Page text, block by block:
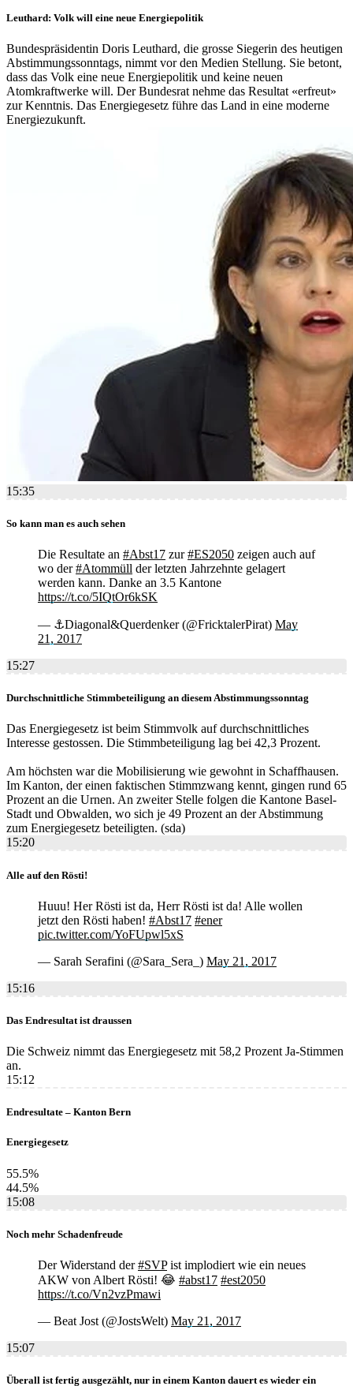
Leuthard: Volk will eine neue Energiepolitik
Bundespräsidentin Doris Leuthard, die grosse Siegerin des heutigen
Abstimmungssonntags, nimmt vor den Medien Stellung. Sie betont,
dass das Volk eine neue Energiepolitik und keine neuen
Atomkraftwerke will. Der Bundesrat nehme das Resultat «erfreut»
zur Kenntnis. Das Energiegesetz führe das Land in eine moderne
Energiezukunft.
15:35
So kann man es auch sehen
Die Resultate an #Abst17 zur#ES2050 zeigen auch auf
wo der#Atommüll der letzten Jahrzehnte gelagert
werden kann. Danke an 3.5 Kantone
https://t.co/5IQtOr6kSK
— ⚓Diagonal&Querdenker (@FricktalerPirat) May
21, 2017
15:27
Durchschnittliche Stimmbeteiligung an diesem Abstimmungssonntag
Das Energiegesetz ist beim Stimmvolk auf durchschnittliches
Interesse gestossen. Die Stimmbeteiligung lag bei 42,3 Prozent.
Am höchsten war die Mobilisierung wie gewohnt in Schaffhausen.
Im Kanton, der einen faktischen Stimmzwang kennt, gingen rund 65
Prozent an die Urnen. An zweiter Stelle folgen die Kantone Basel-
Stadt und Obwalden, wo sich je 49 Prozent an der Abstimmung
zum Energiegesetz beteiligten. (sda)
15:20
Alle auf den Rösti!
Huuu! Her Rösti ist da, Herr Rösti ist da! Alle wollen
jetzt den Rösti haben! #Abst17 #ener
pic.twitter.com/YoFUpwl5xS
— Sarah Serafini (@Sara_Sera_) May 21, 2017
15:16
Das Endresultat ist draussen
Die Schweiz nimmt das Energiegesetz mit 58,2 Prozent Ja-Stimmen
an.
15:12
Endresultate – Kanton Bern
Energiegesetz
55.5%
44.5%
15:08
Noch mehr Schadenfreude
Der Widerstand der#SVPist implodiert wie ein neues
AKW von Albert Rösti! 😂 #abst17 #est2050
https://t.co/Vn2vzPmawi
— Beat Jost (@JostsWelt) May 21, 2017
15:07
Überall ist fertig ausgezählt, nur in einem Kanton dauert es wieder ein